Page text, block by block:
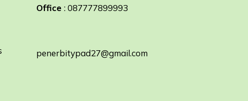
Office: 087777899993
penerbitypad27@gmail.com